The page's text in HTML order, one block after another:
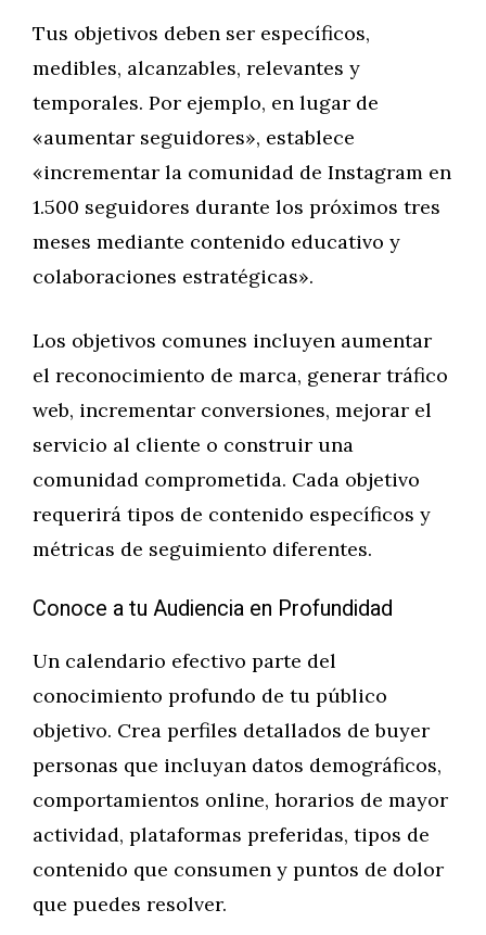
Tus objetivos deben ser específicos,
medibles, alcanzables, relevantes y
temporales. Por ejemplo, en lugar de
«aumentar seguidores», establece
«incrementar la comunidad de Instagram en
1.500 seguidores durante los próximos tres
meses mediante contenido educativo y
colaboraciones estratégicas».
Los objetivos comunes incluyen aumentar
el reconocimiento de marca, generar tráfico
web, incrementar conversiones, mejorar el
servicio al cliente o construir una
comunidad comprometida. Cada objetivo
requerirá tipos de contenido específicos y
métricas de seguimiento diferentes.
Conoce a tu Audiencia en Profundidad
Un calendario efectivo parte del
conocimiento profundo de tu público
objetivo. Crea perfiles detallados de buyer
personas que incluyan datos demográficos,
comportamientos online, horarios de mayor
actividad, plataformas preferidas, tipos de
contenido que consumen y puntos de dolor
que puedes resolver.